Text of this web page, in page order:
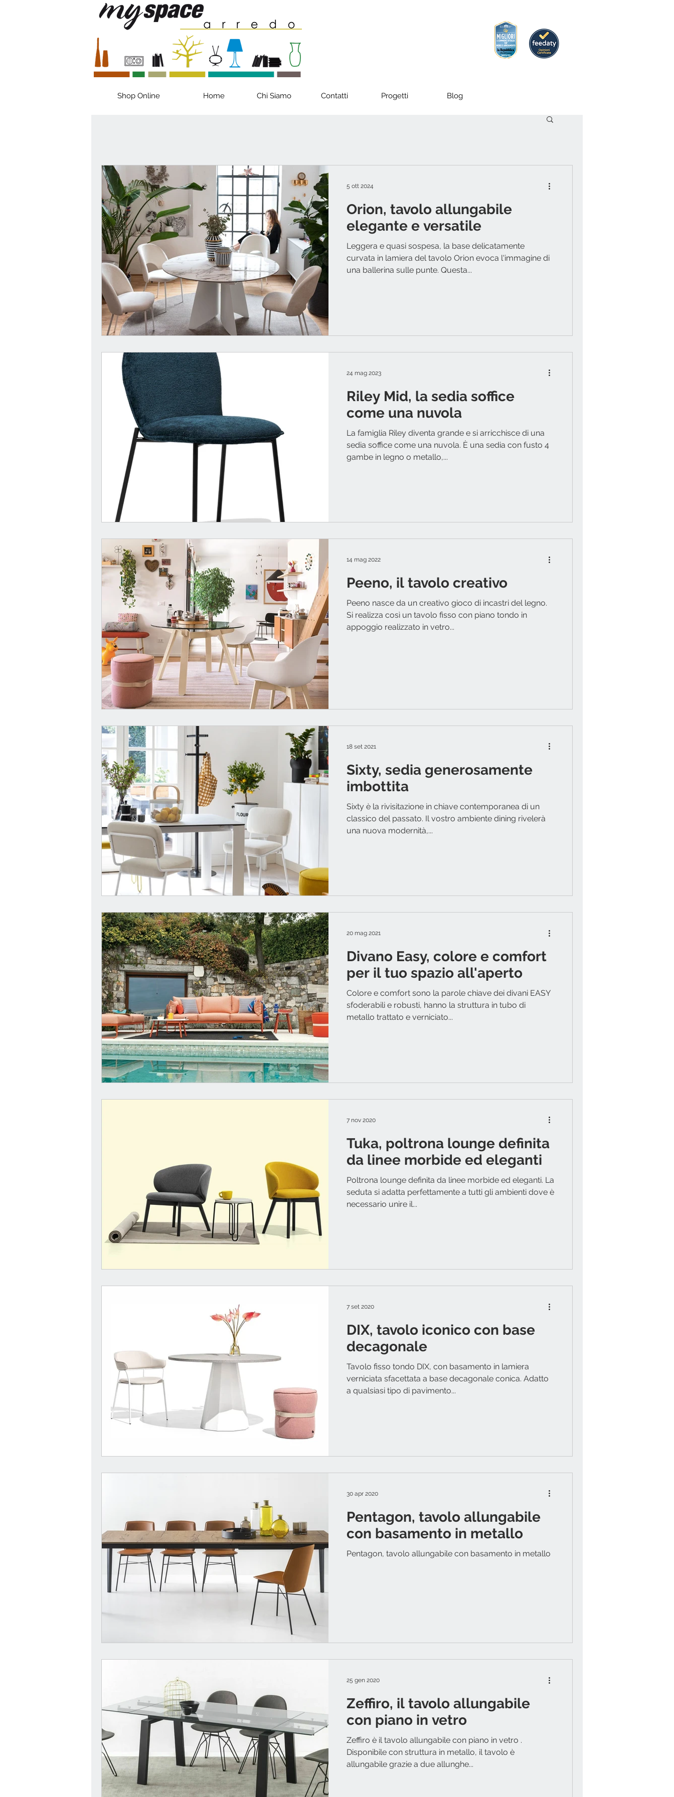
Shop Online Home Chi Siamo Contatti Progetti Blog
Orion, tavolo allungabile
elegante e versatile
Leggera e quasi sospesa, la base delicatamente
curvata in lamiera del tavolo Orion evoca l'immagine di
una ballerina sulle punte. Questa...
5 ott 2024
Riley Mid, la sedia soffice
come una nuvola
La famiglia Riley diventa grande e si arricchisce di una
sedia soffice come una nuvola. È una sedia con fusto 4
gambe in legno o metallo,...
24 mag 2023
Peeno, il tavolo creativo
Peeno nasce da un creativo gioco di incastri del legno.
Si realizza così un tavolo fisso con piano tondo in
appoggio realizzato in vetro...
14 mag 2022
Sixty, sedia generosamente
imbottita
Sixty è la rivisitazione in chiave contemporanea di un
classico del passato. Il vostro ambiente dining rivelerà
una nuova modernità,...
18 set 2021
Divano Easy, colore e comfort
per il tuo spazio all'aperto
Colore e comfort sono la parole chiave dei divani EASY
sfoderabili e robusti, hanno la struttura in tubo di
metallo trattato e verniciato...
20 mag 2021
Tuka, poltrona lounge definita
da linee morbide ed eleganti
Poltrona lounge definita da linee morbide ed eleganti. La
seduta si adatta perfettamente a tutti gli ambienti dove è
necessario unire il...
7 nov 2020
DIX, tavolo iconico con base
decagonale
Tavolo fisso tondo DIX, con basamento in lamiera
verniciata sfacettata a base decagonale conica. Adatto
a qualsiasi tipo di pavimento...
7 set 2020
Pentagon, tavolo allungabile
con basamento in metallo
Pentagon, tavolo allungabile con basamento in metallo
30 apr 2020
Zeffiro, il tavolo allungabile
con piano in vetro
Zeffiro è il tavolo allungabile con piano in vetro .
Disponibile con struttura in metallo, il tavolo è
allungabile grazie a due allunghe...
25 gen 2020